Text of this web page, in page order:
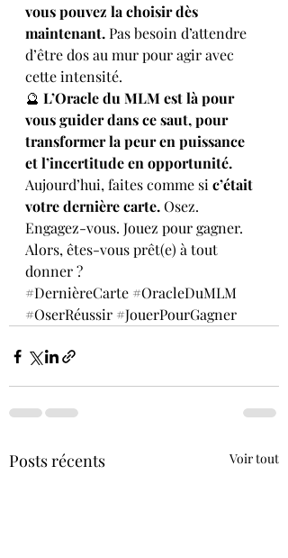
vous pouvez la choisir dès
maintenant. Pas besoin d’attendre
d’être dos au mur pour agir avec
cette intensité.
🔮 L’Oracle du MLM est là pour
vous guider dans ce saut, pour
transformer la peur en puissance
et l’incertitude en opportunité.
Aujourd’hui, faites comme si c’était
votre dernière carte. Osez.
Engagez-vous. Jouez pour gagner.
Alors, êtes-vous prêt(e) à tout
donner ?
#DernièreCarte #OracleDuMLM
#OserRéussir #JouerPourGagner
Posts récents Voir tout